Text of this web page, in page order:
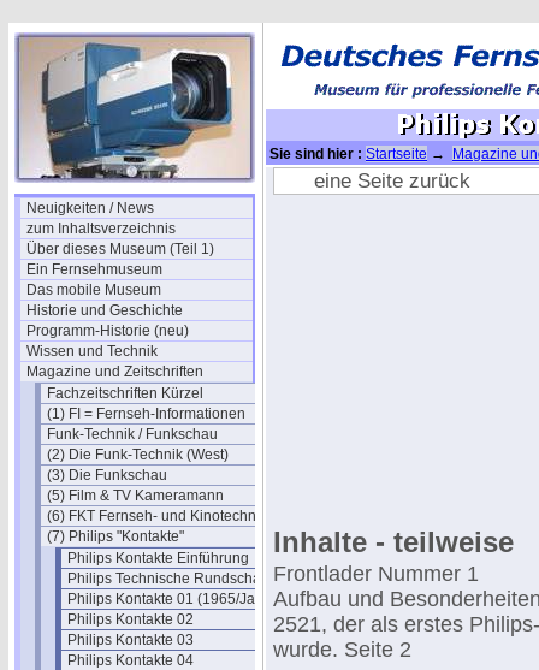
Neuigkeiten / News
zum Inhaltsverzeichnis
Über dieses Museum (Teil 1)
Ein Fernsehmuseum
Das mobile Museum
Historie und Geschichte
Programm-Historie (neu)
Wissen und Technik
Magazine und Zeitschriften
Fachzeitschriften Kürzel
(1) FI = Fernseh-Informationen
Funk-Technik / Funkschau
(2) Die Funk-Technik (West)
(3) Die Funkschau
(5) Film & TV Kameramann
(6) FKT Fernseh- und Kinotechnik
(7) Philips "Kontakte"
Philips Kontakte Einführung
Philips Technische Rundschau
Philips Kontakte 01 (1965/Jan.)
Philips Kontakte 02
Philips Kontakte 03
Philips Kontakte 04
Sie sind hier : Startseite → Magazine
eine Seite zurück
Inhalte - teilweise
Frontlader Nummer 1
Aufbau und
2521, der als erstes
wurde. Seite 2